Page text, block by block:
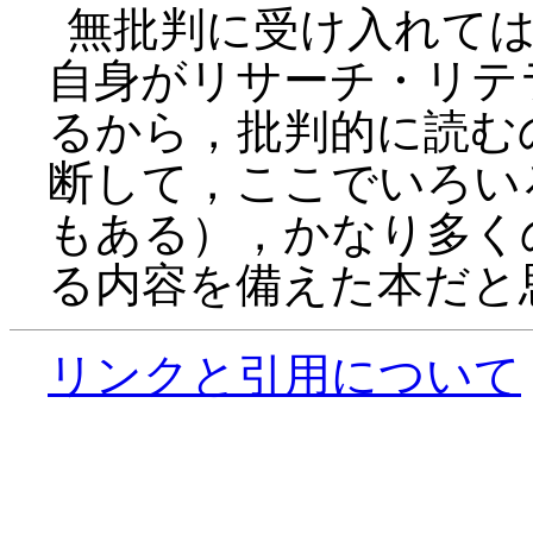
無批判に受け入れて
自身がリサーチ・リ
るから，批判的に読
断して，ここでいろ
もある），かなり多
る内容を備えた本だと
リンクと引用について